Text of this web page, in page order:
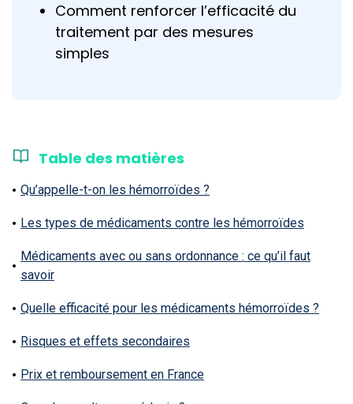
Comment renforcer l’efficacité du
traitement par des mesures
simples
Table des matières
Qu’appelle-t-on les hémorroïdes ?
Les types de médicaments contre les hémorroïdes
Médicaments avec ou sans ordonnance : ce qu’il faut
savoir
Quelle efficacité pour les médicaments hémorroïdes ?
Risques et effets secondaires
Prix et remboursement en France